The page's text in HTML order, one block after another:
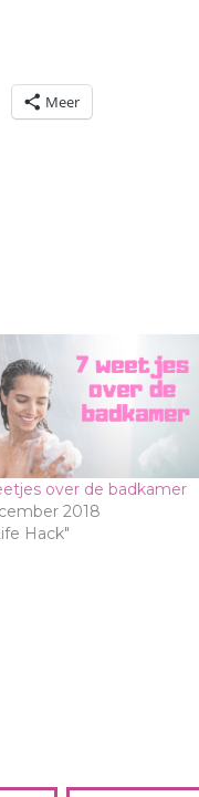
Meer
over de badkamer
2018
Hack"